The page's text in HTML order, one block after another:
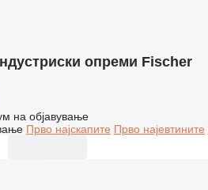
опреми Fischer
на објавување
Прво најскапите Прво најевтините